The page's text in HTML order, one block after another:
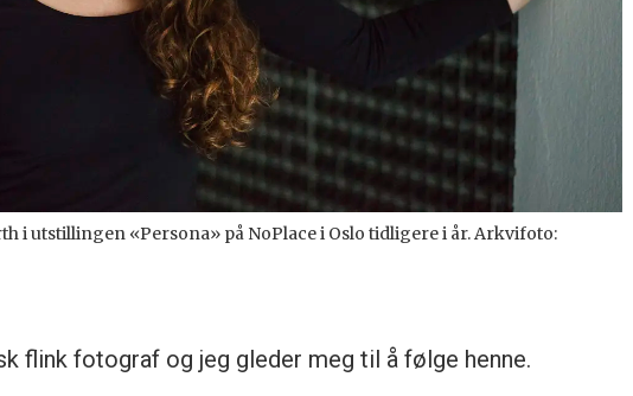
i utstillingen «Persona» på NoPlace i Oslo tidligere i år. Arkvifoto:
flink fotograf og jeg gleder meg til å følge henne.